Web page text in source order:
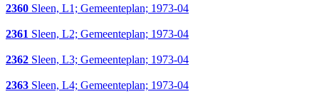
2360 Sleen, L1; Gemeenteplan; 1973-04
2361 Sleen, L2; Gemeenteplan; 1973-04
2362 Sleen, L3; Gemeenteplan; 1973-04
2363 Sleen, L4; Gemeenteplan; 1973-04